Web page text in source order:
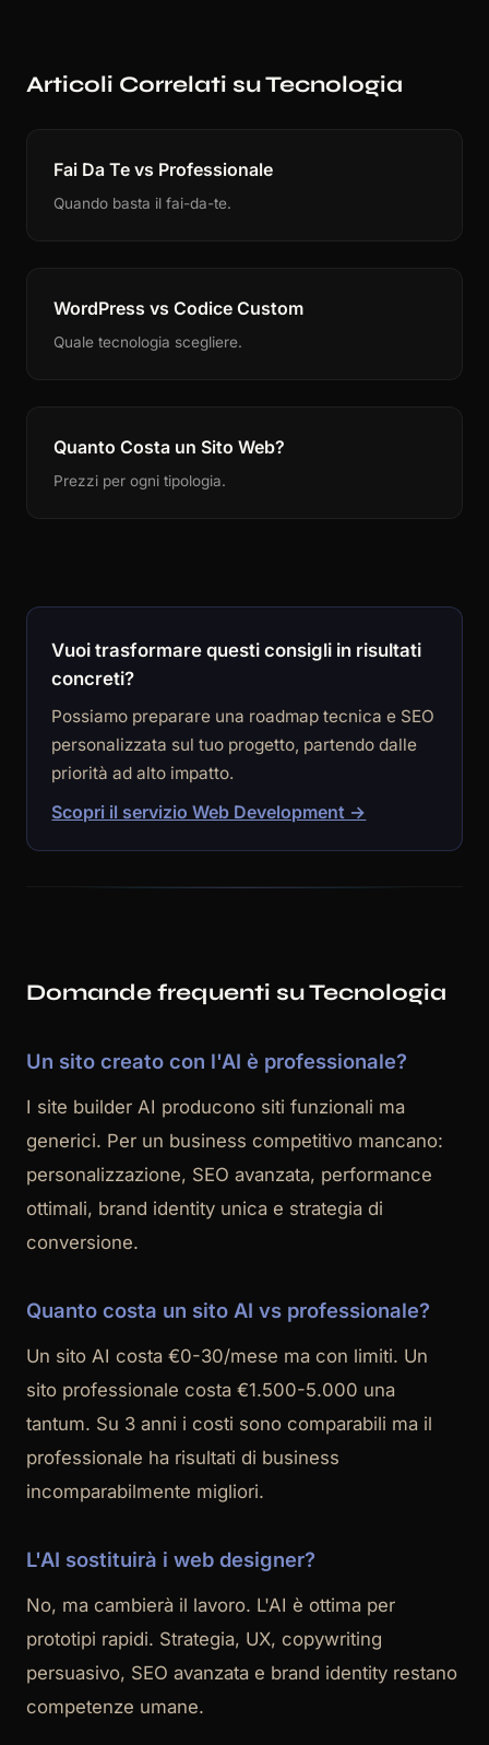
Articoli Correlati su Tecnologia
Fai Da Te vs Professionale
Quando basta il fai-da-te.
WordPress vs Codice Custom
Quale tecnologia scegliere.
Quanto Costa un Sito Web?
Prezzi per ogni tipologia.
Vuoi trasformare questi consigli in risultati
concreti?
Possiamo preparare una roadmap tecnica e SEO
personalizzata sul tuo progetto, partendo dalle
priorità ad alto impatto.
Scopri il servizio Web Development →
Domande frequenti su Tecnologia
Un sito creato con l'AI è professionale?
I site builder AI producono siti funzionali ma
generici. Per un business competitivo mancano:
personalizzazione, SEO avanzata, performance
ottimali, brand identity unica e strategia di
conversione.
Quanto costa un sito AI vs professionale?
Un sito AI costa €0-30/mese ma con limiti. Un
sito professionale costa €1.500-5.000 una
tantum. Su 3 anni i costi sono comparabili ma il
professionale ha risultati di business
incomparabilmente migliori.
L'AI sostituirà i web designer?
No, ma cambierà il lavoro. L'AI è ottima per
prototipi rapidi. Strategia, UX, copywriting
persuasivo, SEO avanzata e brand identity restano
competenze umane.